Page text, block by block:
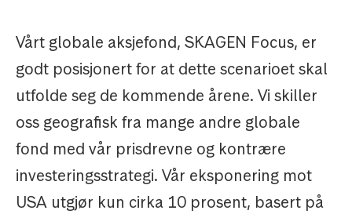
Vårt globale aksjefond, SKAGEN Focus, er
godt posisjonert for at dette scenarioet skal
utfolde seg de kommende årene. Vi skiller
oss geografisk fra mange andre globale
fond med vår prisdrevne og kontrære
investeringsstrategi. Vår eksponering mot
USA utgjør kun cirka 10 prosent, basert på